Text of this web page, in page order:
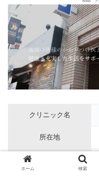
クリニック名
所在地
ホーム 検索